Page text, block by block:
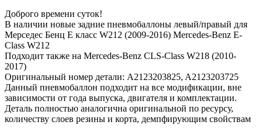
Доброго времени суток!
В наличии новые задние пневмобаллоны левый/правый для
Мерседес Бенц E класс W212 (2009-2016) Mercedes-Benz E-
Class W212
Подходит также на Mercedes-Benz CLS-Class W218 (2010-
2017)
Оригинальный номер детали: A2123203825, A2123203725
Данный пневмобаллон подходит на все модификации, вне
зависимости от года выпуска, двигателя и комплектации.
Деталь полностью аналогична оригинальной по ресурсу,
количеству слоев резины и корта, демпфирующим свойствам